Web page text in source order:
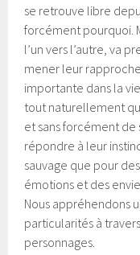
se retrouve libre
forcément pourquoi.
l’un vers l’autre, va
mener leur
importante dans la
tout naturellement
et sans forcément de
répondre à leur
sauvage que pour
émotions et des
Nous appréhendons
particularités à
personnages.